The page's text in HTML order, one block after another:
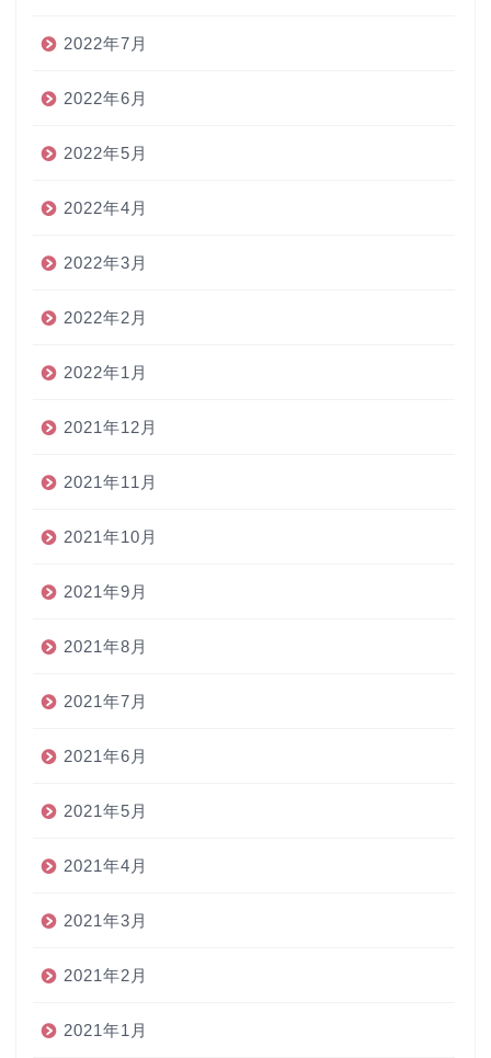
2022年7月
2022年6月
2022年5月
2022年4月
2022年3月
2022年2月
2022年1月
2021年12月
2021年11月
2021年10月
2021年9月
2021年8月
2021年7月
2021年6月
2021年5月
2021年4月
2021年3月
2021年2月
2021年1月